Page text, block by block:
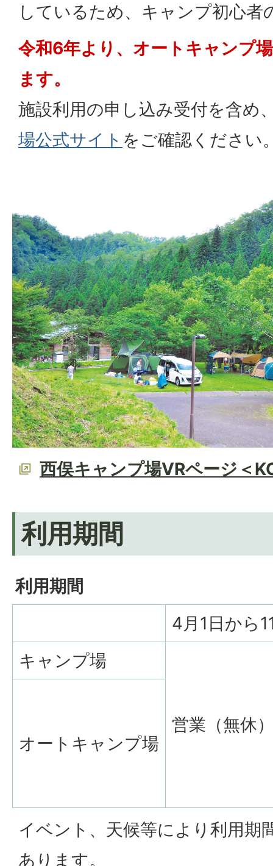
しているため、キャンプ初心者
令和6年より、オートキャンプ
ます。
施設利用の申し込み受付を含め
場公式サイト をご確認ください
西俣キャンプ場VRページ＜
利用期間
利用期間
4月1日から
キャンプ場
営業（無休
オートキャンプ場
イベント、天候等により利用期
あります。